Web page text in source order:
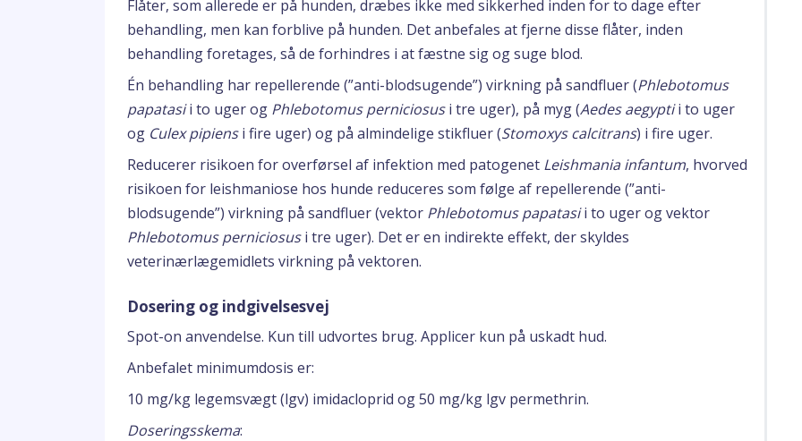
Flåter, som allerede er på hunden, dræbes ikke med sikkerhed inden for to dage efter
behandling, men kan forblive på hunden. Det anbefales at fjerne disse flåter, inden
behandling foretages, så de forhindres i at fæstne sig og suge blod.
Én behandling har repellerende (”anti-blodsugende”) virkning på sandfluer (Phlebotomus
papatasii to uger og Phlebotomus perniciosusi tre uger), på myg (Aedes aegyptii to uger
og Culex pipiensi fire uger) og på almindelige stikfluer (Stomoxys calcitrans) i fire uger.
Reducerer risikoen for overførsel af infektion med patogenet Leishmania infantum, hvorved
risikoen for leishmaniose hos hunde reduceres som følge af repellerende (”anti-
blodsugende”) virkning på sandfluer (vektor Phlebotomus papatasii to uger og vektor
Phlebotomus perniciosusi tre uger). Det er en indirekte effekt, der skyldes
veterinærlægemidlets virkning på vektoren.
Dosering og indgivelsesvej
Spot-on anvendelse. Kun till udvortes brug. Applicer kun på uskadt hud.
Anbefalet minimumdosis er:
10 mg/kg legemsvægt (lgv) imidacloprid og 50 mg/kg lgv permethrin.
Doseringsskema: